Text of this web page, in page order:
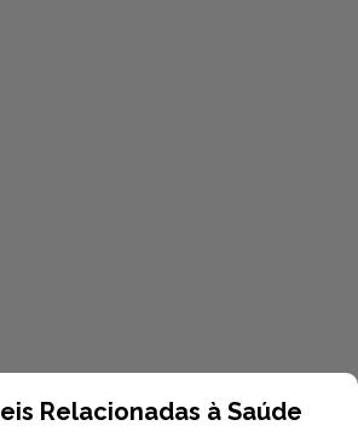
Relacionadas à Saúde